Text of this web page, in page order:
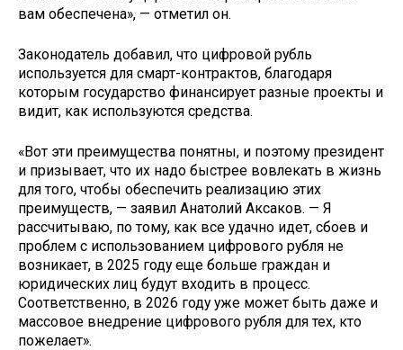
вам обеспечена», — отметил он.
Законодатель добавил, что цифровой рубль
используется для смарт-контрактов, благодаря
которым государство финансирует разные проекты и
видит, как используются средства.
«Вот эти преимущества понятны, и поэтому президент
и призывает, что их надо быстрее вовлекать в жизнь
для того, чтобы обеспечить реализацию этих
преимуществ, — заявил Анатолий Аксаков. — Я
рассчитываю, по тому, как все удачно идет, сбоев и
проблем с использованием цифрового рубля не
возникает, в 2025 году еще больше граждан и
юридических лиц будут входить в процесс.
Соответственно, в 2026 году уже может быть даже и
массовое внедрение цифрового рубля для тех, кто
пожелает».